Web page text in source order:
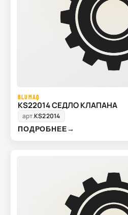
BLUMAQ
KS22014 СЕДЛО КЛАПАНА
арт.KS22014
ПОДРОБНЕЕ→